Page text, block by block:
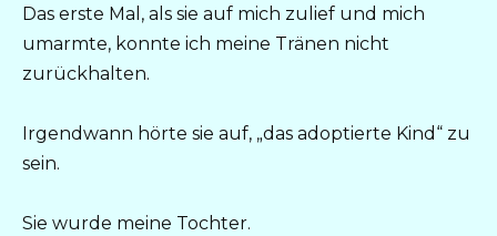
Das erste Mal, als sie auf mich zulief und mich
umarmte, konnte ich meine Tränen nicht
zurückhalten.
Irgendwann hörte sie auf, „das adoptierte Kind“ zu
sein.
Sie wurde meine Tochter.